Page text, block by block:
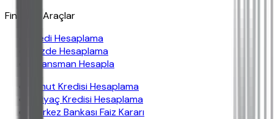
Finansal Araçlar
Kredi Hesaplama
Yüzde Hesaplama
Finansman Hesapla
Konut Kredisi Hesaplama
İhtiyaç Kredisi Hesaplama
Merkez Bankası Faiz Kararı